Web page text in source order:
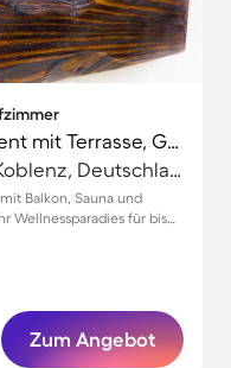
Kinderfreundliches Apartment mit Terrasse, Grill und Whirlpool | Gartenblick | Haustierfreundlich
Münstermaifeld, Mayen-Koblenz, Deutschland
Balkon, Sauna und
Wellnessparadies für bis
Zum Angebot